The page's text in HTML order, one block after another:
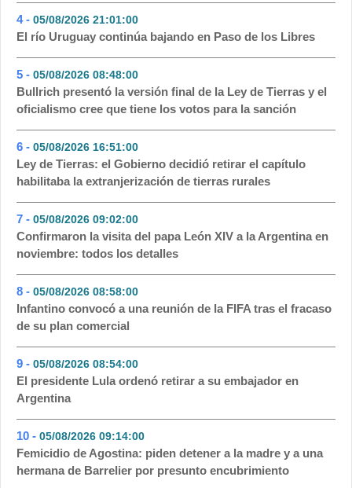
4 - 05/08/2026 21:01:00
El río Uruguay continúa bajando en Paso de los Libres
5 - 05/08/2026 08:48:00
Bullrich presentó la versión final de la Ley de Tierras y el
oficialismo cree que tiene los votos para la sanción
6 - 05/08/2026 16:51:00
Ley de Tierras: el Gobierno decidió retirar el capítulo
habilitaba la extranjerización de tierras rurales
7 - 05/08/2026 09:02:00
Confirmaron la visita del papa León XIV a la Argentina en
noviembre: todos los detalles
8 - 05/08/2026 08:58:00
Infantino convocó a una reunión de la FIFA tras el fracaso
de su plan comercial
9 - 05/08/2026 08:54:00
El presidente Lula ordenó retirar a su embajador en
Argentina
10 - 05/08/2026 09:14:00
Femicidio de Agostina: piden detener a la madre y a una
hermana de Barrelier por presunto encubrimiento